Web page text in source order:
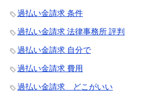
過払い金請求 条件
過払い金請求 法律事務所 評判
過払い金請求 自分で
過払い金請求 費用
過払い金請求 どこがいい